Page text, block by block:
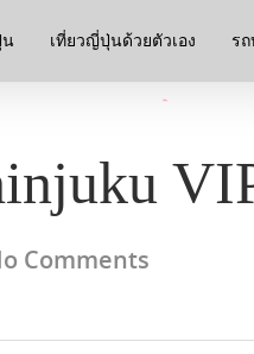
น เที่ยวญี่ปุ่นด้วยตัวเอง ร
Comments